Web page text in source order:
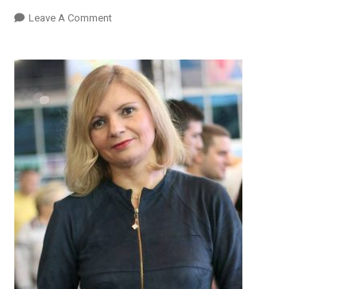
Leave A CommentOn